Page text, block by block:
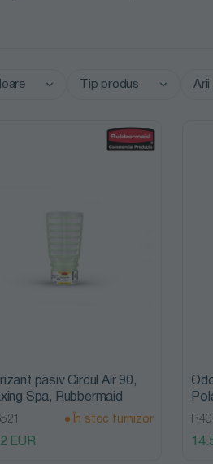
Tip produs Arii
pasiv Circul Air 90,
Spa, Rubbermaid
În stoc furnizor
EUR